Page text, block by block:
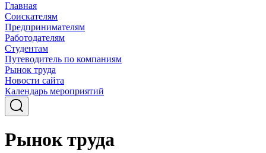
Главная
Соискателям
Предпринимателям
Работодателям
Студентам
Путеводитель по компаниям
Рынок труда
Новости сайта
Календарь мероприятий
Рынок труда